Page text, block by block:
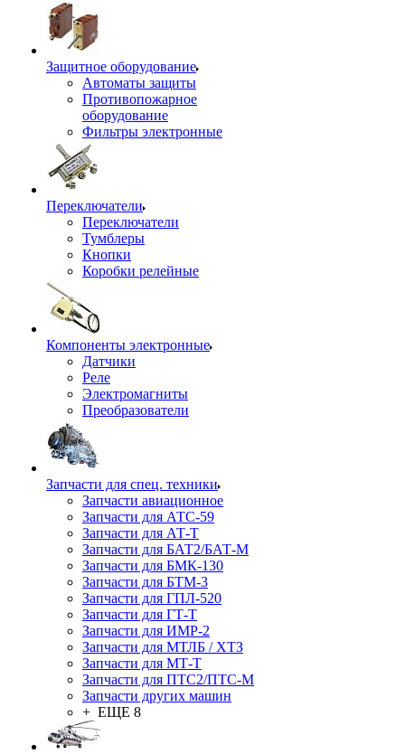
Защитное оборудование
Автоматы защиты
Противопожарное
оборудование
Фильтры электронные
Переключатели
Переключатели
Тумблеры
Кнопки
Коробки релейные
Компоненты электронные
Датчики
Реле
Электромагниты
Преобразователи
Запчасти для спец. техники
Запчасти авиационное
Запчасти для АТС-59
Запчасти для АТ-Т
Запчасти для БАТ2/БАТ-М
Запчасти для БМК-130
Запчасти для БТМ-3
Запчасти для ГПЛ-520
Запчасти для ГТ-Т
Запчасти для ИМР-2
Запчасти для МТЛБ / ХТЗ
Запчасти для МТ-Т
Запчасти для ПТС2/ПТС-М
Запчасти других машин
+ ЕЩЕ 8